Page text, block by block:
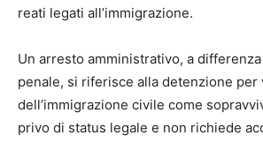
reati legati all’immigrazione.
Un arresto amministrativo, a
penale, si riferisce alla detenzione per
dell’immigrazione civile come
privo di status legale e non richiede